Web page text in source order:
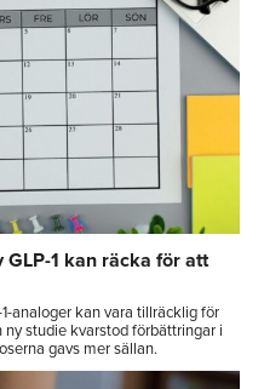
1 kan räcka för att
analoger kan vara tillräcklig för
studie kvarstod förbättringar i
gavs mer sällan.